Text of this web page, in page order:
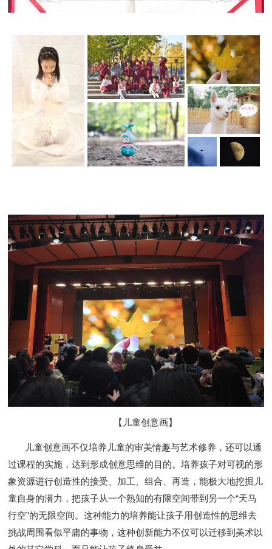
【儿童创意画】
儿童创意画不仅培养儿童的审美情趣与艺术修养，还可以通
过课程的实施，达到形成创意思维的目的。培养孩子对可视的形
象资源进行创造性的接受、加工、组合、再造，能极大地挖掘儿
童自身的潜力，把孩子从一个熟知的有限空间带到另一个“天马
行空”的无限空间。这种能力的培养能让孩子用创造性的思维去
挑战周围看似平庸的事物，这种创新能力不仅可以迁移到美术以